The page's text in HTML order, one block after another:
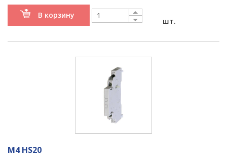
В корзину
шт.
M4 HS20